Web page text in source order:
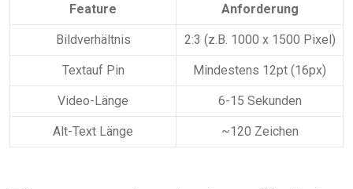
Feature Anforderung
Bildverhältnis 2:3 (z.B. 1000 x 1500 Pixel)
Textauf Pin Mindestens 12pt (16px)
Video-Länge 6-15 Sekunden
Alt-Text Länge ~120 Zeichen